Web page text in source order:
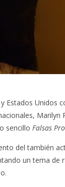
Estados Unidos
Marilyn
sencillo Falsas
del también
un tema de